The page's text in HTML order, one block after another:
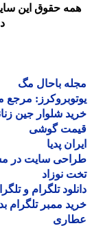
حقوق این
در
باحال مگ
مرجع
شلوار جین زنانه
گوشی
پدیا
سایت در
نوزاد
تلگرام و تلگرام
ممبر تلگرام